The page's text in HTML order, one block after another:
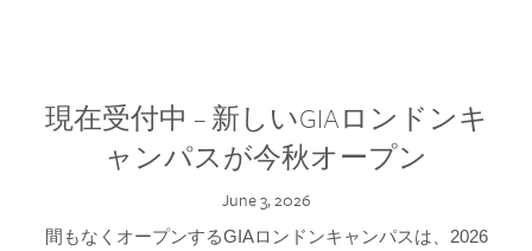
現在受付中 – 新しいGIAロンドンキ
ャンパスが今秋オープン
June 3, 2026
間もなくオープンするGIAロンドンキャンパスは、2026